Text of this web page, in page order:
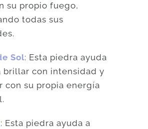
su propio fuego,
todas sus
Sol: Esta piedra ayuda
brillar con intensidad y
con su propia energía
: Esta piedra ayuda a